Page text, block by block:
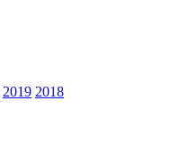
2019 2018